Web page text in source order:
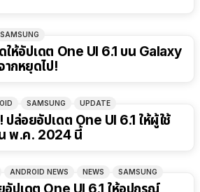
SAMSUNG
ให้อัปเดต One UI 6.1 บน Galaxy
กหยุดไป!
SAMSUNG UPDATE
ล่อยอัปเดต One UI 6.1 ให้ผู้ใช้
พ.ค. 2024 นี้
ANDROID NEWS NEWS SAMSUNG
ปเดต One UI 6.1 ให้อุปกรณ์